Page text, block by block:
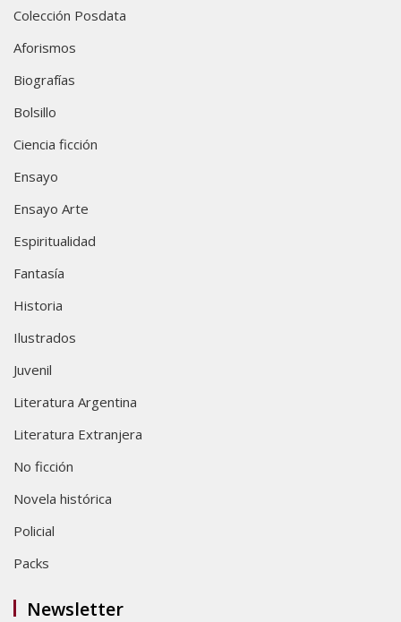
Colección Posdata
Aforismos
Biografías
Bolsillo
Ciencia ficción
Ensayo
Ensayo Arte
Espiritualidad
Fantasía
Historia
Ilustrados
Juvenil
Literatura Argentina
Literatura Extranjera
No ficción
Novela histórica
Policial
Packs
Newsletter